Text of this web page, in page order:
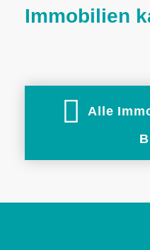
Immobilien
Alle